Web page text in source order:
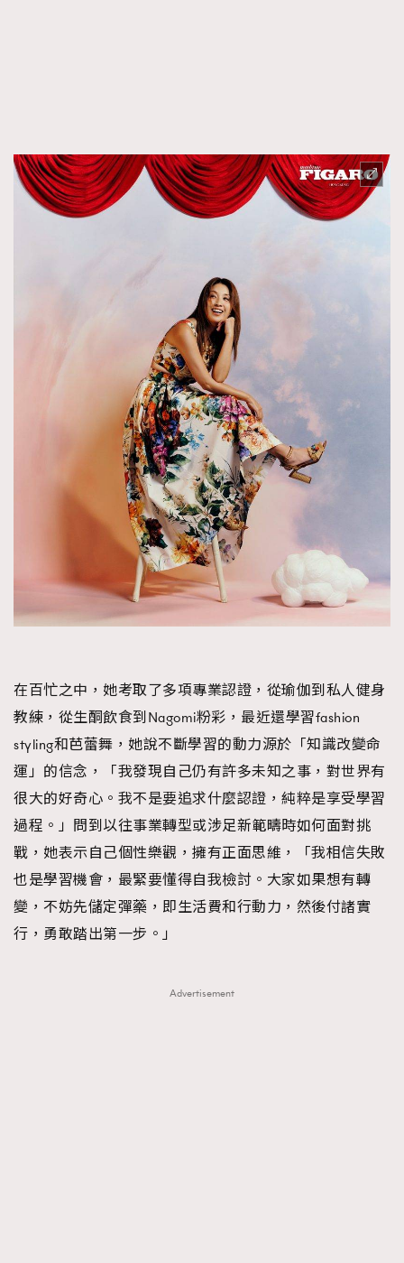
在百忙之中，她考取了多項專業認證，從瑜伽到私人健身
教練，從生酮飲食到Nagomi粉彩，最近還學習fashion
styling和芭蕾舞，她說不斷學習的動力源於「知識改變命
運」的信念，「我發現自己仍有許多未知之事，對世界有
很大的好奇心。我不是要追求什麼認證，純粹是享受學習
過程。」問到以往事業轉型或涉足新範疇時如何面對挑
戰，她表示自己個性樂觀，擁有正面思維，「我相信失敗
也是學習機會，最緊要懂得自我檢討。大家如果想有轉
變，不妨先儲定彈藥，即生活費和行動力，然後付諸實
行，勇敢踏出第一步。」
Advertisement